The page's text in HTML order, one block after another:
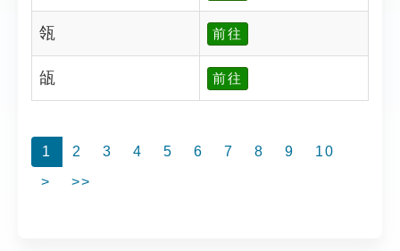
瓴 前往
瓵 前往
1 2 3 4 5 6 7 8 9
10
>
>>